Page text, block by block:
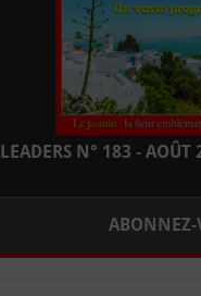
LEADERS N° 183 - AOÛT
ABONNEZ-